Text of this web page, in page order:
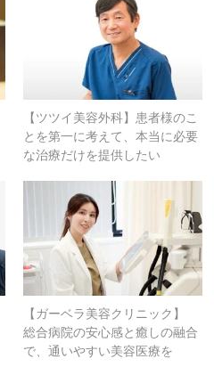
【ツツイ美容外科】患者様のこ
とを第一に考えて、本当に必要
な治療だけを提供したい
【ガーベラ美容クリニック】
総合病院の安心感と癒しの融合
で、通いやすい美容医療を